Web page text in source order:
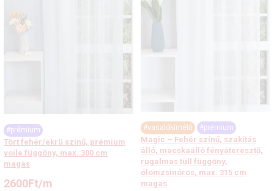
#prémium
Tört fehér/ekrü színű, prémium
voile függöny, max. 300 cm
magas
2600Ft/m
#vasalókímélő #prémium
Magic – Fehér színű, szakítás
álló, macskaálló fényáteresztő,
rugalmas tüll függöny,
ólomzsinóros, max. 315 cm
magas